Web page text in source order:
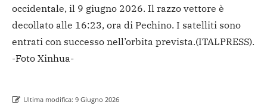
occidentale, il 9 giugno 2026. Il razzo vettore è
decollato alle 16:23, ora di Pechino. I satelliti sono
entrati con successo nell’orbita prevista.(ITALPRESS).
-Foto Xinhua-
Ultima modifica: 9 Giugno 2026